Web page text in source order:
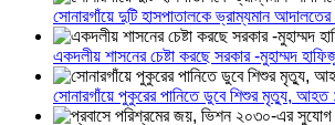
সোনারগাঁয়ে দুটি হাসপাতালকে ভ্রাম্যমান আদালতের
একদলীয় শাসনের চেষ্টা করছে সরকার -মুহাম্মদ
সোনারগাঁয়ে পুকুরের পানিতে ডুবে শিশুর মৃত্যু, আহত